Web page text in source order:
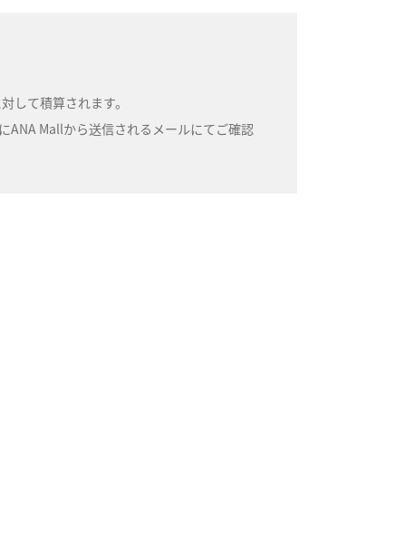
して積算されます。
ANA Mallから送信されるメールにてご確認